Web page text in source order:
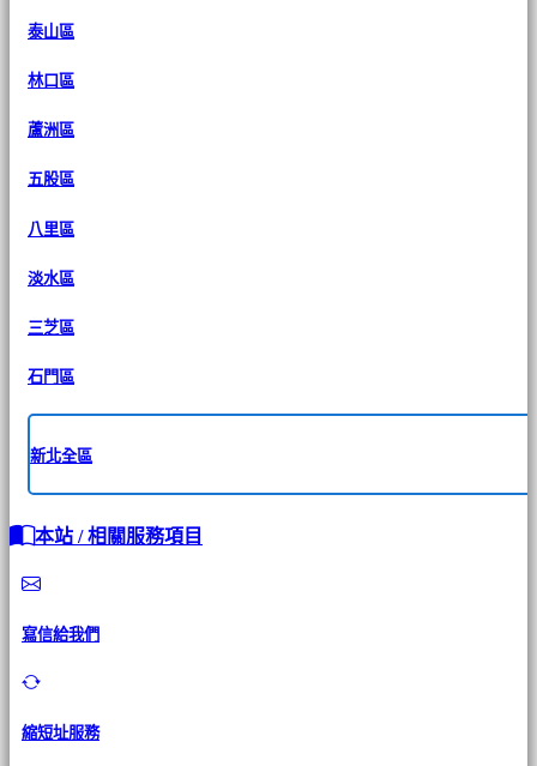
泰山區
林口區
蘆洲區
五股區
八里區
淡水區
三芝區
石門區
新北全區
本站 / 相關服務項目
寫信給我們
縮短址服務